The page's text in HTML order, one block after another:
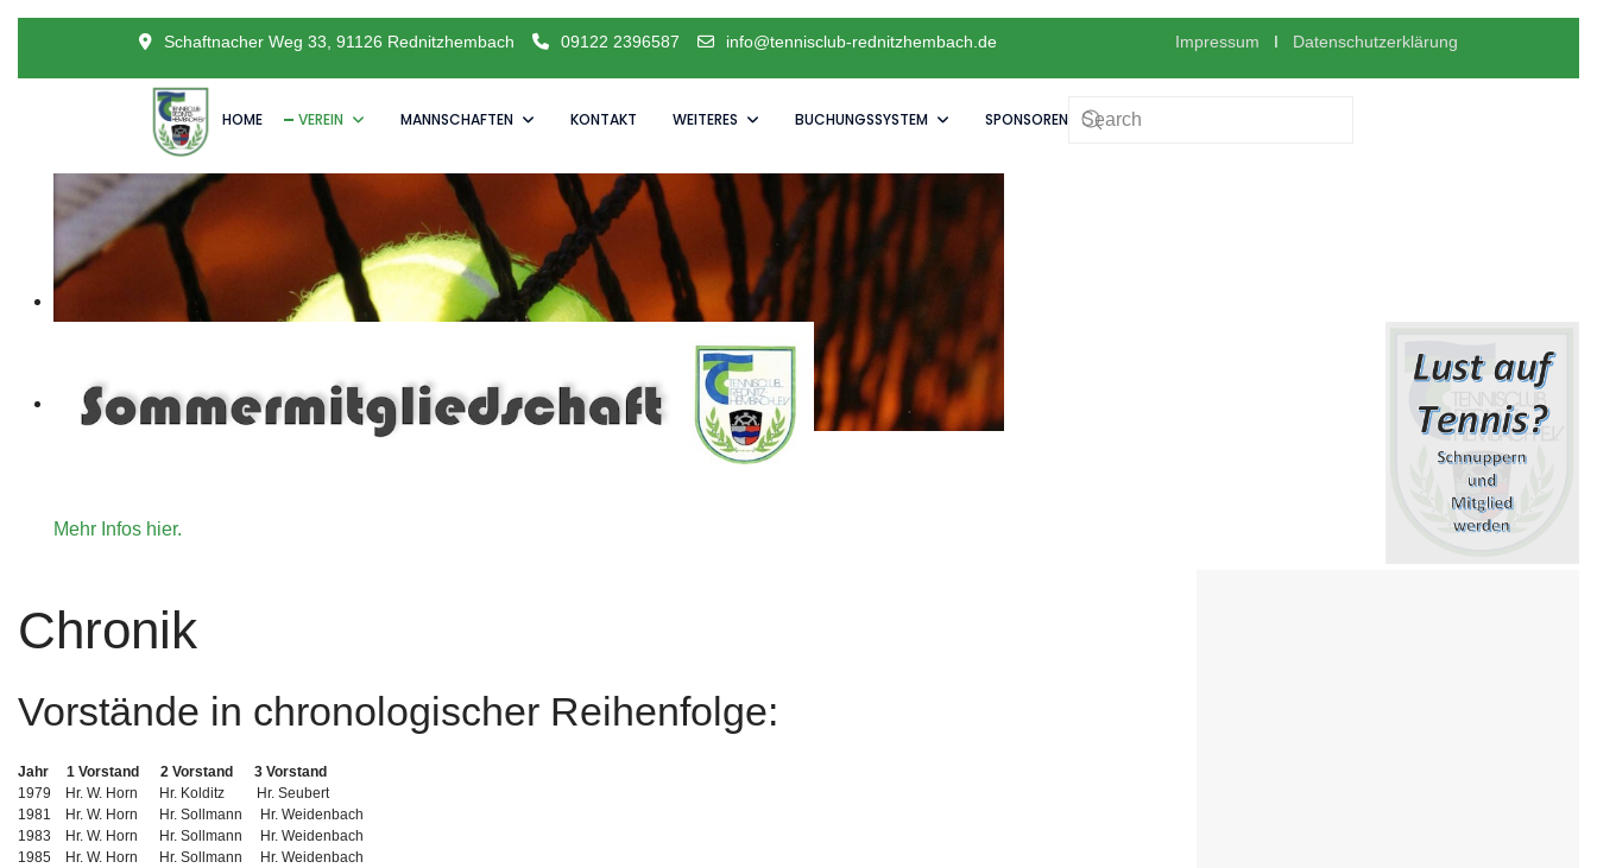
Schaftnacher Weg 33, 91126 Rednitzhembach 09122 2396587 info@tennisclub-rednitzhembach.de Impressum I Datenschutzerklärung
HOME VEREIN MANNSCHAFTEN KONTAKT WEITERES BUCHUNGSSYSTEM SPONSOREN
Mehr Infos hier.
Bei unserem Partner "Fitness Complete" erhalten Vereinsmitglieder besondere Angebote
für das Fit bleiben.Mehr....
Chronik
Vorstände in chronologischer Reihenfolge:
Jahr 1 Vorstand 2 Vorstand 3 Vorstand
1979 Hr. W. Horn Hr. Kolditz Hr. Seubert
1981 Hr. W. Horn Hr. Sollmann Hr. Weidenbach
1983 Hr. W. Horn Hr. Sollmann Hr. Weidenbach
1985 Hr. W. Horn Hr. Sollmann Hr. Weidenbach